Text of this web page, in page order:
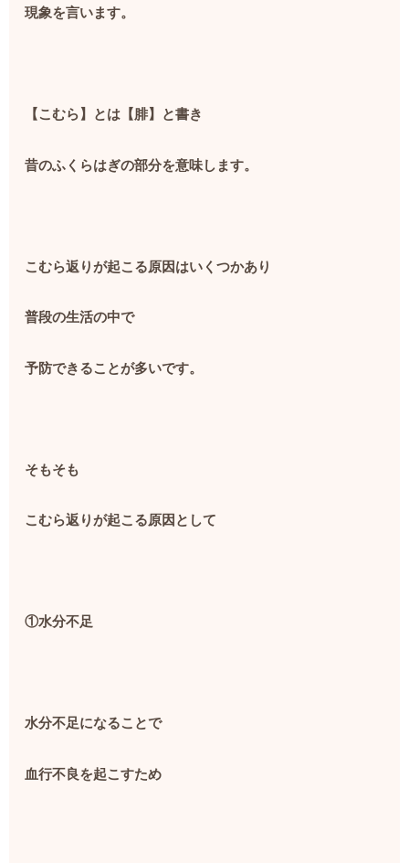
現象を言います。
【こむら】とは【腓】と書き
昔のふくらはぎの部分を意味します。
こむら返りが起こる原因はいくつかあり
普段の生活の中で
予防できることが多いです。
そもそも
こむら返りが起こる原因として
①水分不足
水分不足になることで
血行不良を起こすため